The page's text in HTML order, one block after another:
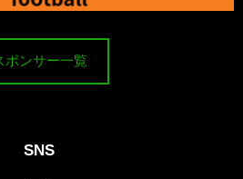
ポンサー一覧
SNS